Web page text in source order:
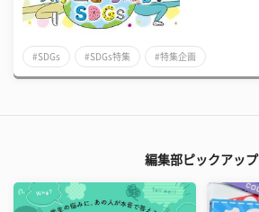
#SDGs #SDGs特集 #特集企画
編集部ピックアップ